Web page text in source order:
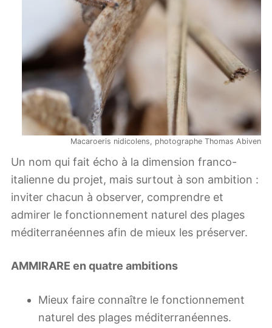
Macaroeris nidicolens, photographe Thomas Abiven
Un nom qui fait écho à la dimension franco-
italienne du projet, mais surtout à son ambition :
inviter chacun à observer, comprendre et
admirer le fonctionnement naturel des plages
méditerranéennes afin de mieux les préserver.
AMMIRARE en quatre ambitions
Mieux faire connaître le fonctionnement
naturel des plages méditerranéennes.